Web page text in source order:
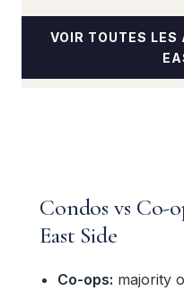
VOIR TOUTES LES